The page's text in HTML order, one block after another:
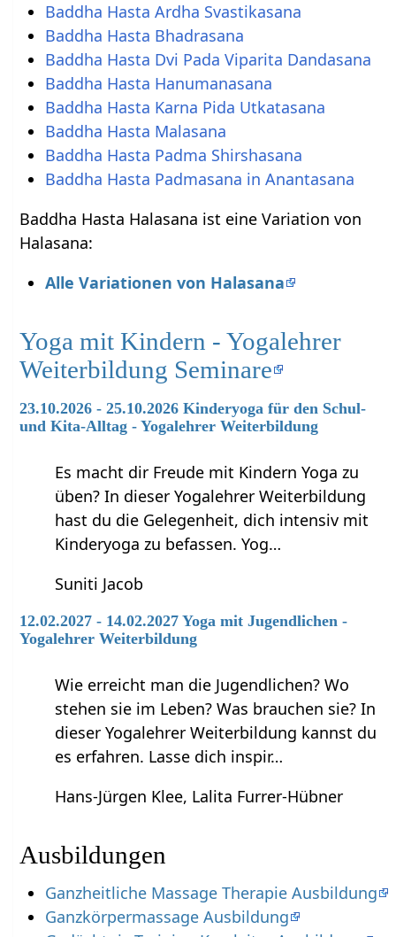
Baddha Hasta Ardha Svastikasana
Baddha Hasta Bhadrasana
Baddha Hasta Dvi Pada Viparita Dandasana
Baddha Hasta Hanumanasana
Baddha Hasta Karna Pida Utkatasana
Baddha Hasta Malasana
Baddha Hasta Padma Shirshasana
Baddha Hasta Padmasana in Anantasana
Baddha Hasta Halasana ist eine Variation von
Halasana:
Alle Variationen von Halasana
Yoga mit Kindern - Yogalehrer
Weiterbildung Seminare
23.10.2026 - 25.10.2026 Kinderyoga für den Schul-
und Kita-Alltag - Yogalehrer Weiterbildung
Es macht dir Freude mit Kindern Yoga zu
üben? In dieser Yogalehrer Weiterbildung
hast du die Gelegenheit, dich intensiv mit
Kinderyoga zu befassen. Yog…
Suniti Jacob
12.02.2027 - 14.02.2027 Yoga mit Jugendlichen -
Yogalehrer Weiterbildung
Wie erreicht man die Jugendlichen? Wo
stehen sie im Leben? Was brauchen sie? In
dieser Yogalehrer Weiterbildung kannst du
es erfahren. Lasse dich inspir…
Hans-Jürgen Klee, Lalita Furrer-Hübner
Ausbildungen
Ganzheitliche Massage Therapie Ausbildung
Ganzkörpermassage Ausbildung